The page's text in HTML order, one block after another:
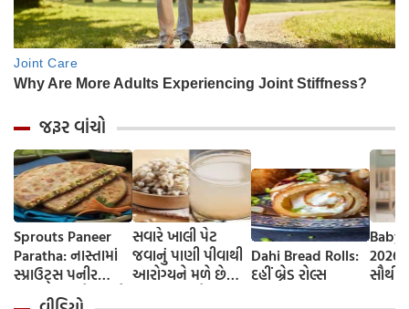
જરૂર વાંચો
Sprouts Paneer
Paratha: નાસ્તામાં
સ્પ્રાઉટ્સ પનીર
પરાઠા બનાવો, તમને
સવારે ખાલી પેટ
જવાનું પાણી પીવાથી
આરોગ્યને મળે છે
Dahi Bread Rolls:
દહીં બ્રેડ રોલ્સ
Baby